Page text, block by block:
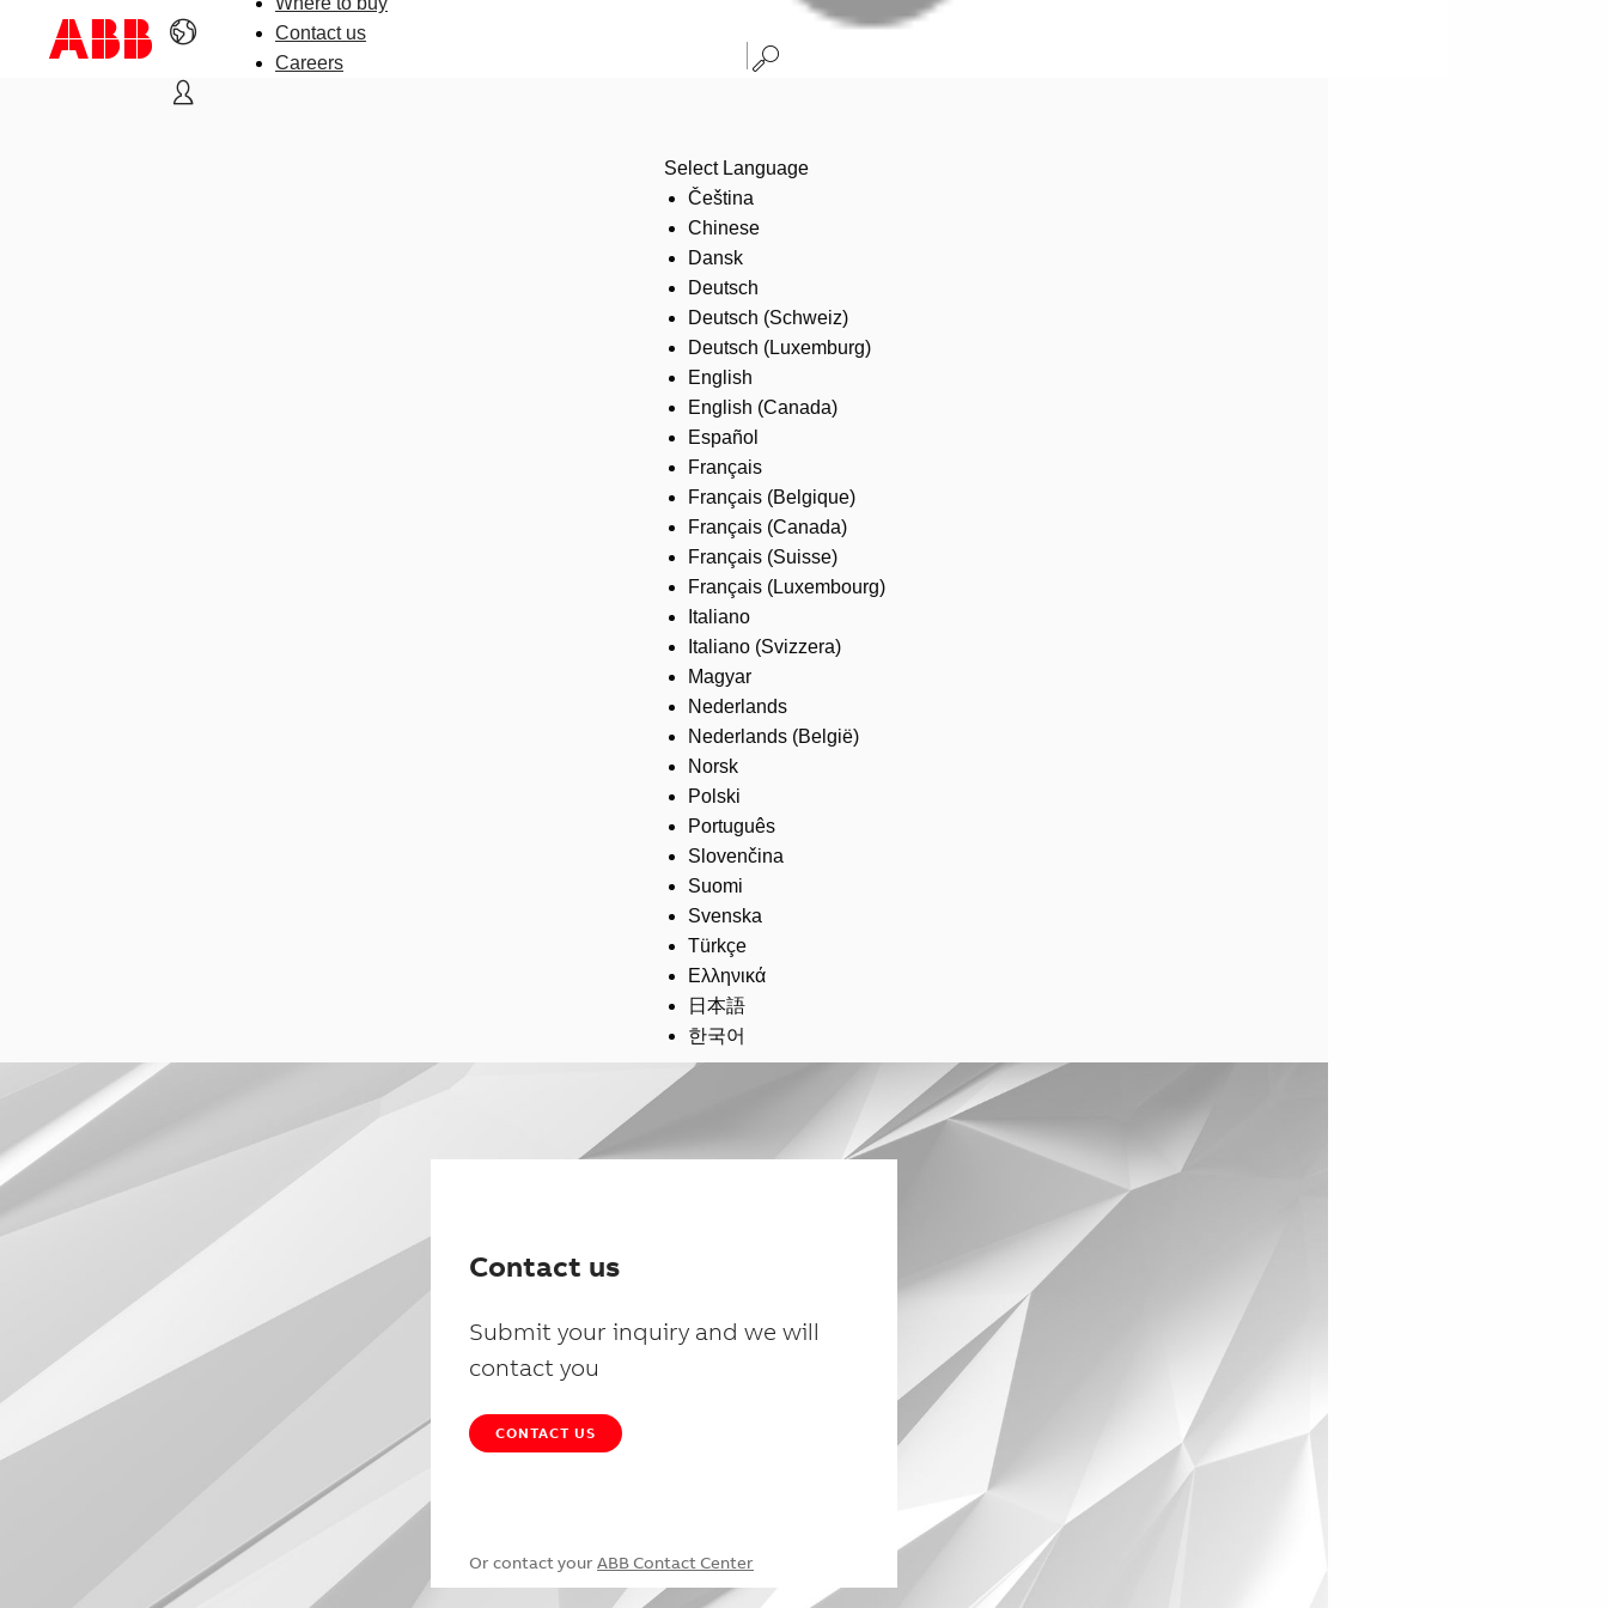
Contact us
Careers
Select Language
Čeština
Chinese
Dansk
Deutsch
Deutsch (Schweiz)
Deutsch (Luxemburg)
English
English (Canada)
Español
Français
Français (Belgique)
Français (Canada)
Français (Suisse)
Français (Luxembourg)
Italiano
Italiano (Svizzera)
Magyar
Nederlands
Nederlands (België)
Norsk
Polski
Português
Slovenčina
Suomi
Svenska
Türkçe
Ελληνικά
日本語
한국어
Contact us
Submit your inquiry and we will
contact you
CONTACT US
Or contact your ABB Contact Center